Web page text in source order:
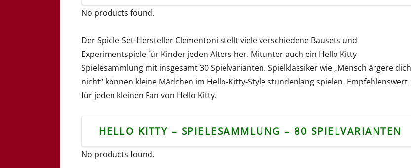
No products found.
Der Spiele-Set-Hersteller Clementoni stellt viele verschiedene Bausets und
Experimentspiele für Kinder jeden Alters her. Mitunter auch ein Hello Kitty
Spielesammlung mit insgesamt 30 Spielvarianten. Spielklassiker wie „Mensch ärgere dich
nicht“ können kleine Mädchen im Hello-Kitty-Style stundenlang spielen. Empfehlenswert
für jeden kleinen Fan von Hello Kitty.
HELLO KITTY – SPIELESAMMLUNG – 80 SPIELVARIANTEN
No products found.